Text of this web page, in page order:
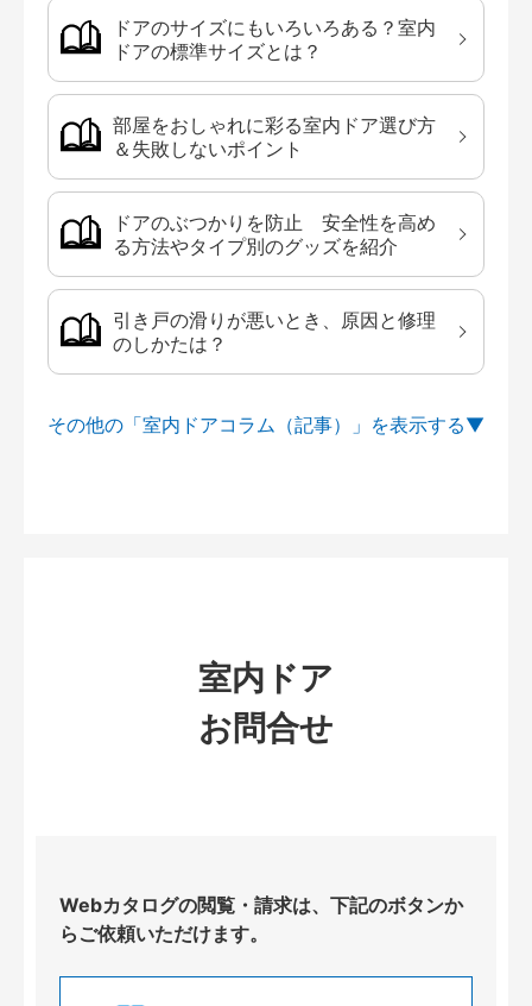
ドアのサイズにもいろいろある？室内
ドアの標準サイズとは？
部屋をおしゃれに彩る室内ドア選び方
＆失敗しないポイント
ドアのぶつかりを防止 安全性を高め
る方法やタイプ別のグッズを紹介
引き戸の滑りが悪いとき、原因と修理
のしかたは？
その他の「室内ドアコラム（記事）」を
室内ドア
お問合せ
Webカタログの閲覧・請求は、下記のボタンか
らご依頼いただけます。